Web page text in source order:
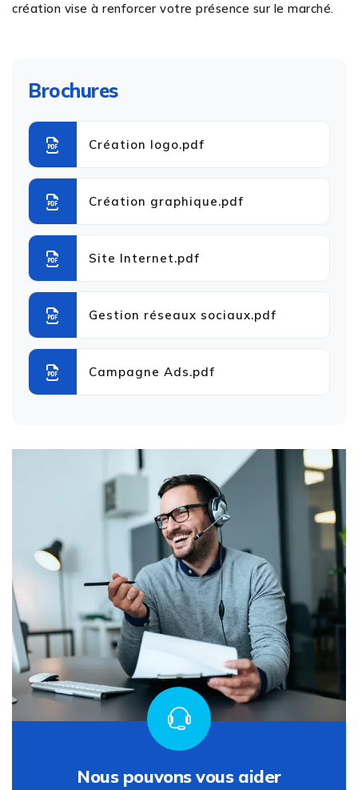
Brochures
Création logo.pdf
Création graphique.pdf
Site Internet.pdf
Gestion réseaux sociaux.pdf
Campagne Ads.pdf
Nous pouvons vous aider
création vise à renforcer votre présence sur le marché.